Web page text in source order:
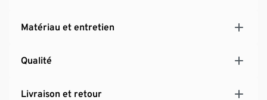
Matériau et entretien
Qualité
Livraison et retour